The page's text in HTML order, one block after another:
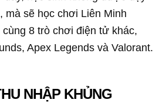
mà sẽ học chơi Liên Minh
8 trò chơi điện tử khác,
Apex Legends và Valorant.
NHẬP KHỦNG